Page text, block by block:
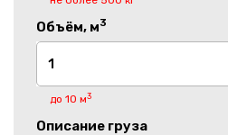
Объём, м3
до 10 м3
Описание груза